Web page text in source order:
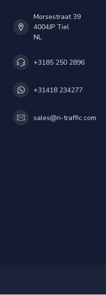
Morsestraat 39
4004JP Tiel
NL
+3185 250 2896
+31418 234277
sales@ri-traffic.com